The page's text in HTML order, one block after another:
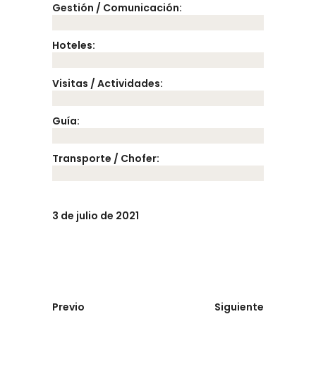
Gestión / Comunicación:
Hoteles:
Visitas / Actividades:
Guía:
Transporte / Chofer:
3 de julio de 2021
Previo Siguiente